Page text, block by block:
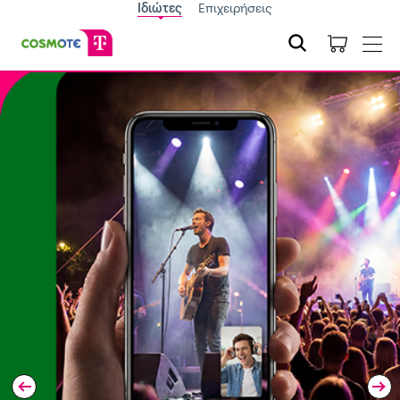
Ιδιώτες Επιχειρήσεις